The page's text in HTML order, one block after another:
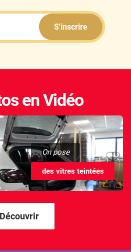
S'inscrire
en Vidéo
On pose
des vitres teintées
Découvrir